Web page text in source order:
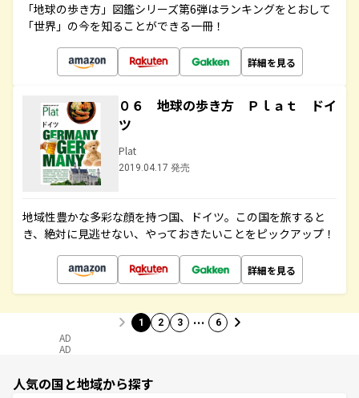
「地球の歩き方」図鑑シリーズ第6弾はランキングをとおして
「世界」の今を知ることができる一冊！
詳細を見る
０６ 地球の歩き方 Ｐｌａｔ ドイ
ツ
Plat
2019.04.17 発売
地域性豊かな多彩な顔を持つ国、ドイツ。この国を旅すると
き、絶対に見逃せない、やっておきたいことをピックアップ！
詳細を見る
1 2 3 … 6
AD
AD
人気の国と地域から探す